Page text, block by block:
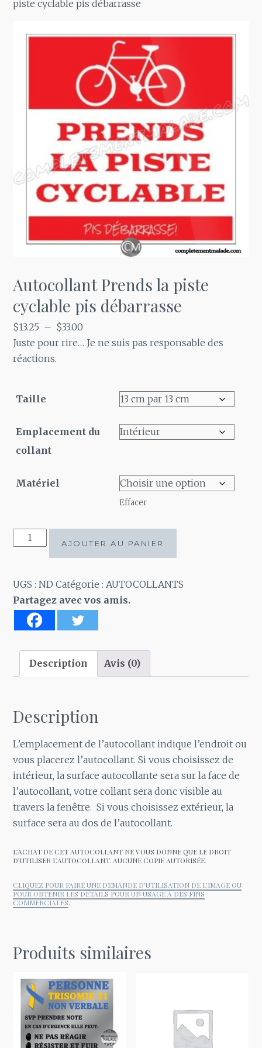
piste cyclable pis débarrasse
Autocollant Prends la piste
cyclable pis débarrasse
$13.25 – $33.00
de
Juste pour rire… Je ne suis pas responsable des
réactions.
Taille
Emplacement du
collant
Matériel
Effacer
quantité
Prends
la
piste
cyclable
débarrasse
AJOUTER AU PANIER
UGS :ND Catégorie :AUTOCOLLANTS
Partagez avec vos amis.
Description Avis (0)
Description
L’emplacement de l’autocollant indique l’endroit ou
vous placerez l’autocollant. Si vous choisissez de
intérieur, la surface autocollante sera sur la face de
l’autocollant, votre collant sera donc visible au
travers la fenêtre. Si vous choisissez extérieur, la
surface sera au dos de l’autocollant.
L’ACHAT DE CET AUTOCOLLANT NE VOUS DONNE QUE LE DROIT
D’UTILISER L’AUTOCOLLANT. AUCUNE COPIE AUTORISÉE.
CLIQUEZ POUR FAIRE UNE DEMANDE D’UTILISATION DE L’IMAGE OU
POUR OBTENIR LES DÉTAILS POUR UN USAGE À DES FINS
COMMERCIALES.
Produits similaires